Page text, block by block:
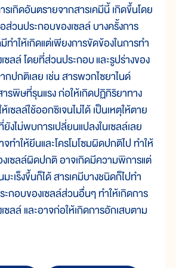
รเกิดอันตรายจากสารเคมีนี้ เกิดขึ้นโดย
ส่วนประกอบของเซลล์ บางครั้งการ
ทำให้เกิดแต่เพียงการขัดข้องในการทำ
เซลล์ โดยที่ส่วนประกอบและรูปร่างของ
กปกติเลย เช่น สารพวกไซยาไนด์
รพิษที่รุนแรง ก่อให้เกิดปฏิกิริยาทาง
ห้เซลล์ใช้ออกซิเจนไม่ได้ เป็นเหตุให้ตาย
ยังไม่พบการเปลี่ยนแปลงในเซลล์เลย
จทำให้ยีนและโครโมโซมผิดปกติไป ทำให้
เซลล์ผิดปกติ อาจเกิดมีความพิการแต่
มะเร็งขึ้นก็ได้ สารเคมีบางชนิดก็ไปทำ
ะกอบของเซลล์ส่วนอื่นๆ ทำให้เกิดการ
เซลล์ และอาจก่อให้เกิดการอักเสบตาม